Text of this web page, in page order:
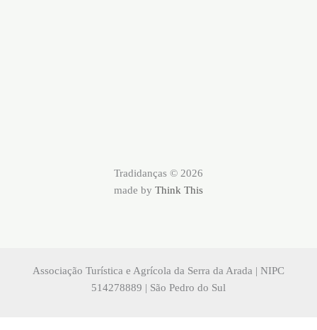
Tradidanças © 2026
made by Think This
Associação Turística e Agrícola da Serra da Arada | NIPC
514278889 | São Pedro do Sul